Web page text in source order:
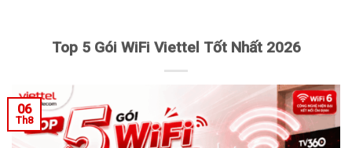
Top 5 Gói WiFi Viettel Tốt Nhất 2026
06
Th8